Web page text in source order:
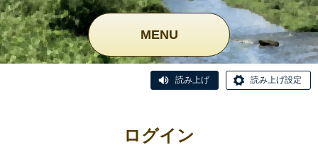
MENU
読み上げ 読み上げ設定
ログイン